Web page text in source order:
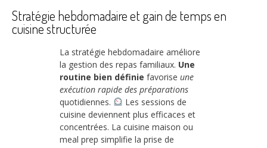
Stratégie hebdomadaire et gain de temps en
cuisine structurée
La stratégie hebdomadaire améliore
la gestion des repas familiaux. Une
routine bien définie favorise une
exécution rapide des préparations
quotidiennes.
Les sessions de
cuisine deviennent plus efficaces et
concentrées. La cuisine maison ou
meal prep simplifie la prise de